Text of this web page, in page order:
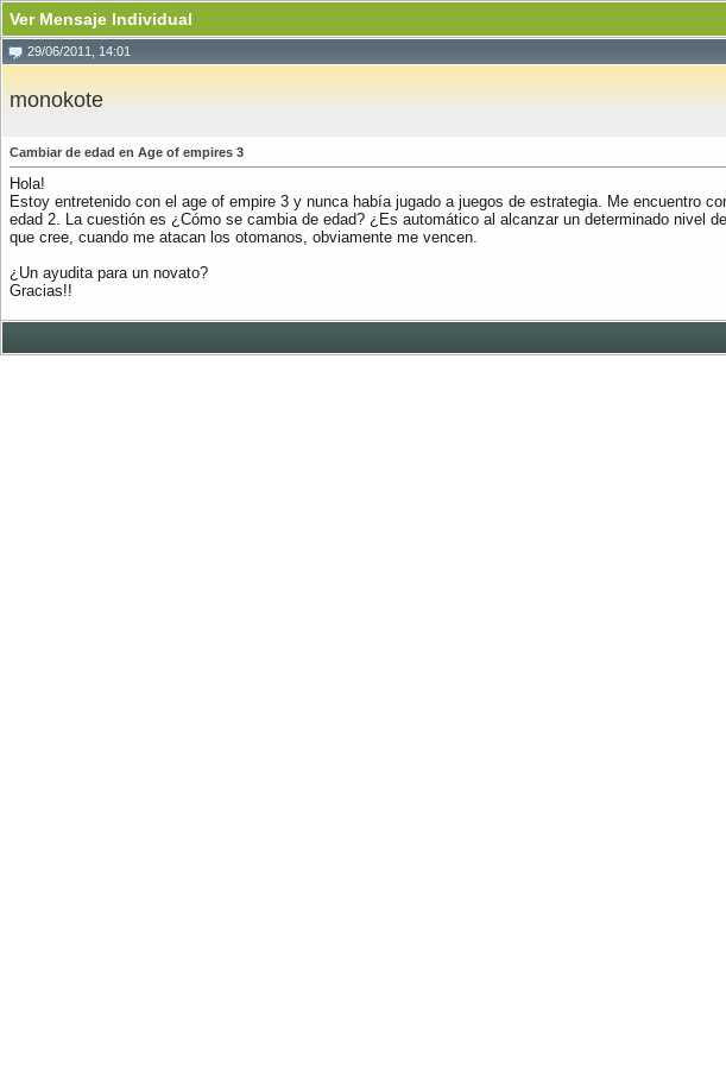
Ver Mensaje Individual
29/06/2011, 14:01
monokote
Cambiar de edad en Age of empires 3
Hola!
Estoy entretenido con el age of empire 3 y nunca había jugado a juegos de estrategia. Me encuentro
edad 2. La cuestión es ¿Cómo se cambia de edad? ¿Es automático al alcanzar un determinado nivel
que cree, cuando me atacan los otomanos, obviamente me vencen.
¿Un ayudita para un novato?
Gracias!!